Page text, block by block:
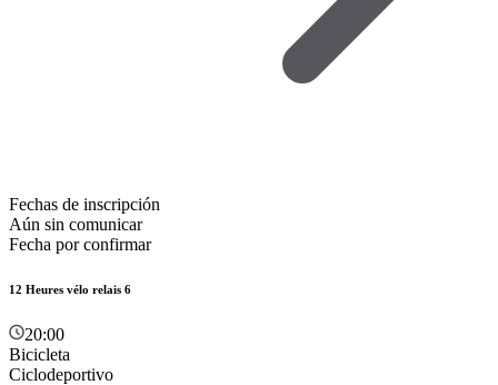
Fechas de inscripción
Aún sin comunicar
Fecha por confirmar
12 Heures vélo relais 6
20:00
Bicicleta
Ciclodeportivo